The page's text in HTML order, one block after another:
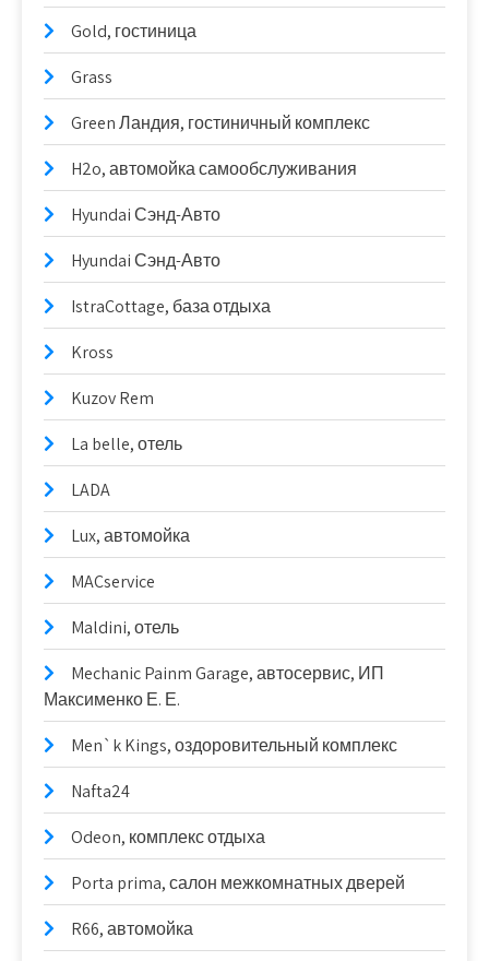
Gold, гостиница
Grass
Green Ландия, гостиничный комплекс
H2o, автомойка самообслуживания
Hyundai Сэнд-Авто
Hyundai Сэнд-Авто
IstraCottage, база отдыха
Kross
Kuzov Rem
La belle, отель
LADA
Lux, автомойка
MACservice
Maldini, отель
Mechanic Painm Garage, автосервис, ИП
Максименко Е. Е.
Men`k Kings, оздоровительный комплекс
Nafta24
Odeon, комплекс отдыха
Porta prima, салон межкомнатных дверей
R66, автомойка